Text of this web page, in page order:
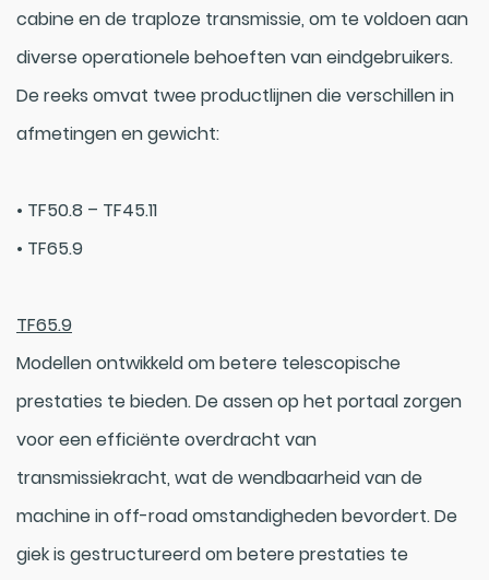
cabine en de traploze transmissie, om te voldoen aan
diverse operationele behoeften van eindgebruikers.
De reeks omvat twee productlijnen die verschillen in
afmetingen en gewicht:
• TF50.8 – TF45.11
• TF65.9
TF65.9
Modellen ontwikkeld om betere telescopische
prestaties te bieden. De assen op het portaal zorgen
voor een efficiënte overdracht van
transmissiekracht, wat de wendbaarheid van de
machine in off-road omstandigheden bevordert. De
giek is gestructureerd om betere prestaties te